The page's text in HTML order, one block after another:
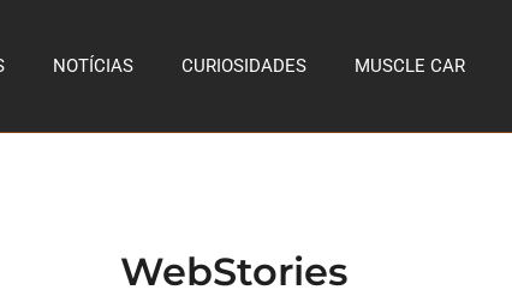
NOTÍCIAS CURIOSIDADES MUSCLE CAR
WebStories